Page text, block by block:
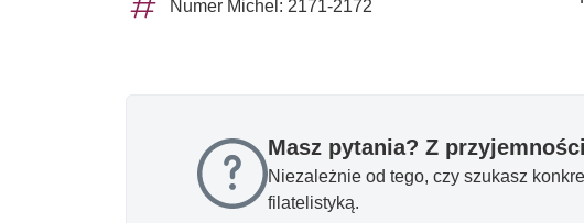
Numer Michel: 2171-2172
Masz pytania? Z
Niezależnie od tego, czy szukasz
filatelistyką.